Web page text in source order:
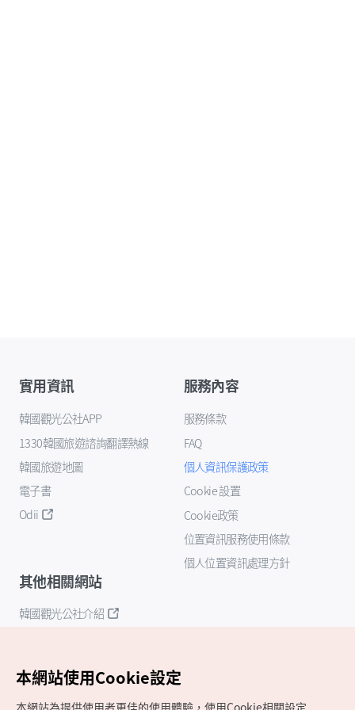
實用資訊
韓國觀光公社APP
1330韓國旅遊諮詢翻譯熱線
韓國旅遊地圖
電子書
Odii
服務內容
服務條款
FAQ
個人資訊保護政策
Cookie 設置
Cookie政策
位置資訊服務使用條款
個人位置資訊處理方針
其他相關網站
韓國觀光公社介紹
本網站使用Cookie設定
本網站為提供使用者更佳的使用體驗，使用Cookie相關設定